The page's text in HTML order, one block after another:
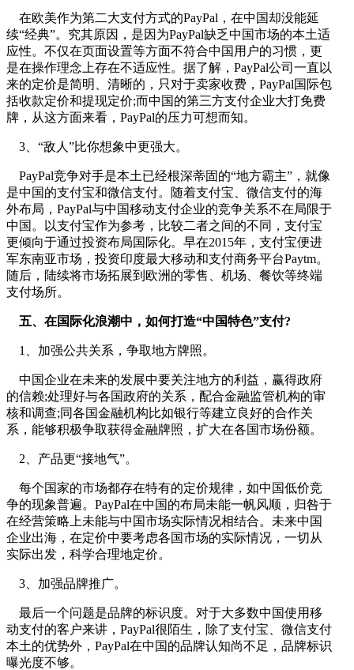
在欧美作为第二大支付方式的PayPal，在中国却没能延
续“经典”。究其原因，是因为PayPal缺乏中国市场的本土适
应性。不仅在页面设置等方面不符合中国用户的习惯，更
是在操作理念上存在不适应性。据了解，PayPal公司一直以
来的定价是简明、清晰的，只对于卖家收费，PayPal国际包
括收款定价和提现定价;而中国的第三方支付企业大打免费
牌，从这方面来看，PayPal的压力可想而知。
3、“敌人”比你想象中更强大。
PayPal竞争对手是本土已经根深蒂固的“地方霸主”，就像
是中国的支付宝和微信支付。随着支付宝、微信支付的海
外布局，PayPal与中国移动支付企业的竞争关系不在局限于
中国。以支付宝作为参考，比较二者之间的不同，支付宝
更倾向于通过投资布局国际化。早在2015年，支付宝便进
军东南亚市场，投资印度最大移动和支付商务平台Paytm。
随后，陆续将市场拓展到欧洲的零售、机场、餐饮等终端
支付场所。
五、在国际化浪潮中，如何打造“中国特色”支付?
1、加强公共关系，争取地方牌照。
中国企业在未来的发展中要关注地方的利益，赢得政府
的信赖;处理好与各国政府的关系，配合金融监管机构的审
核和调查;同各国金融机构比如银行等建立良好的合作关
系，能够积极争取获得金融牌照，扩大在各国市场份额。
2、产品更“接地气”。
每个国家的市场都存在特有的定价规律，如中国低价竞
争的现象普遍。PayPal在中国的布局未能一帆风顺，归咎于
在经营策略上未能与中国市场实际情况相结合。未来中国
企业出海，在定价中要考虑各国市场的实际情况，一切从
实际出发，科学合理地定价。
3、加强品牌推广。
最后一个问题是品牌的标识度。对于大多数中国使用移
动支付的客户来讲，PayPal很陌生，除了支付宝、微信支付
本土的优势外，PayPal在中国的品牌认知尚不足，品牌标识
曝光度不够。